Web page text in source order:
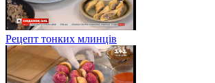
Рецепт тонких млинців